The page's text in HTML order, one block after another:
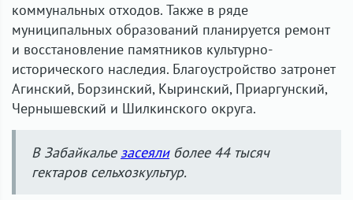
коммунальных отходов. Также в ряде
муниципальных образований планируется ремонт
и восстановление памятников культурно-
исторического наследия. Благоустройство затронет
Агинский, Борзинский, Кыринский, Приаргунский,
Чернышевский и Шилкинского округа.
В Забайкалье засеялиболее 44 тысяч
гектаров сельхозкультур.